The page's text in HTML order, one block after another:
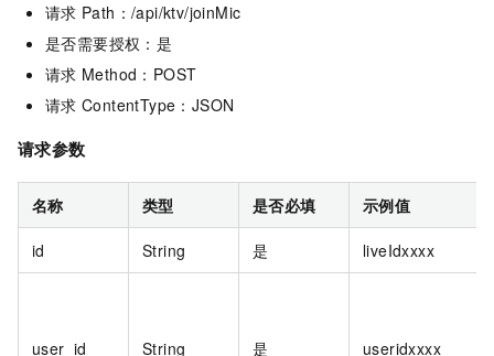
请求 Path：/api/ktv/joinMic
是否需要授权：是
请求 Method：POST
请求 ContentType：JSON
请求参数
名称 类型 是否必填 示例值
id String 是 liveIdxxxx
user_id String 是 useridxxxx